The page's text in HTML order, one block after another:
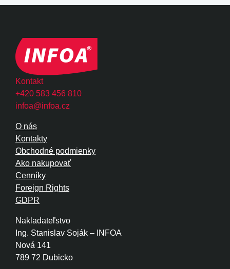
Kontakt
+420 583 456 810
infoa@infoa.cz
Nakladateľstvo
Ing. Stanislav Soják – INFOA
Nová 141
789 72 Dubicko
O nás
Kontakty
Obchodné podmienky
Ako nakupovať
Cenníky
Foreign Rights
GDPR